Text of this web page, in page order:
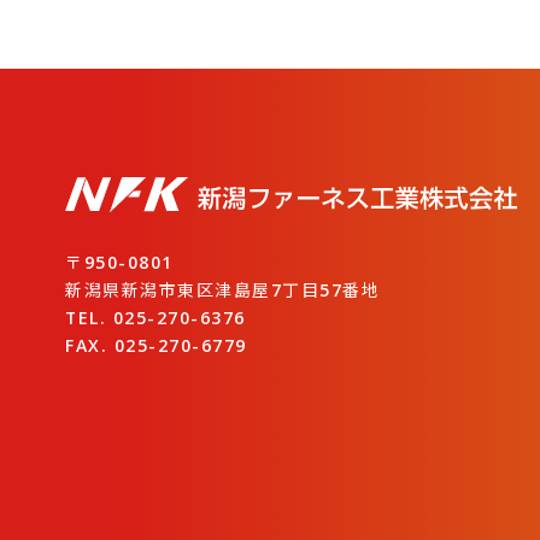
〒950-0801
新潟県新潟市東区津島屋7丁目57番地
TEL. 025-270-6376
FAX. 025-270-6779